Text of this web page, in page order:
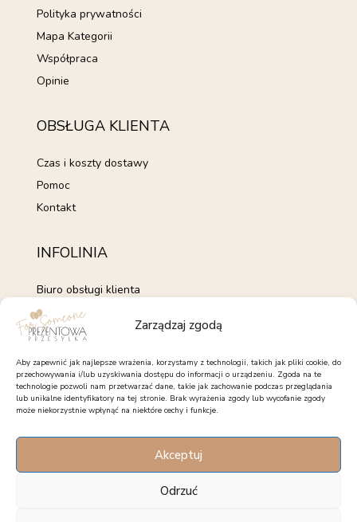
Zarządzaj zgodą
Aby zapewnić jak najlepsze wrażenia, korzystamy z technologii, takich jak pliki cookie, do
przechowywania i/lub uzyskiwania dostępu do informacji o urządzeniu. Zgoda na te
technologie pozwoli nam przetwarzać dane, takie jak zachowanie podczas przeglądania
lub unikalne identyfikatory na tej stronie. Brak wyrażenia zgody lub wycofanie zgody
może niekorzystnie wpłynąć na niektóre cechy i funkcje.
Akceptuj
Odrzuć
Polityka prywatności
Mapa Kategorii
Współpraca
Opinie
OBSŁUGA KLIENTA
Czas i koszty dostawy
Pomoc
Kontakt
INFOLINIA
Biuro obsługi klienta
+48 735 843 843
pon. - pt. 7:00 - 15:00
kontakt@forsomeone.pl